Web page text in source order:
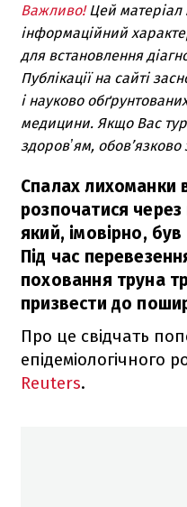
Важливо! Цей матеріал
інформаційний
для встановлення
Публікації на сайті
і науково
медицини. Якщо Вас
здоровʼям, обов’язково
Спалах лихоманки
розпочатися
який, імовірно,
Під час
поховання труна
призвести до
Про це свідчать
епідеміологічного
Reuters.